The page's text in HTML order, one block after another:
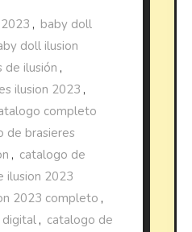
, baby doll
doll ilusion
de ilusión ,
ilusion 2023 ,
completo
de brasieres
, catalogo de
ilusion 2023
2023 completo ,
digital, catalogo de